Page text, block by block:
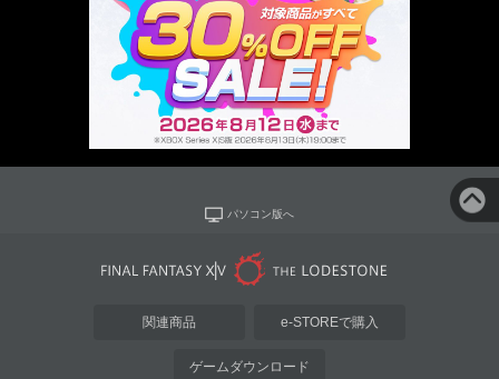
パソコン版へ
関連商品 e-STOREで購入
ゲームダウンロード